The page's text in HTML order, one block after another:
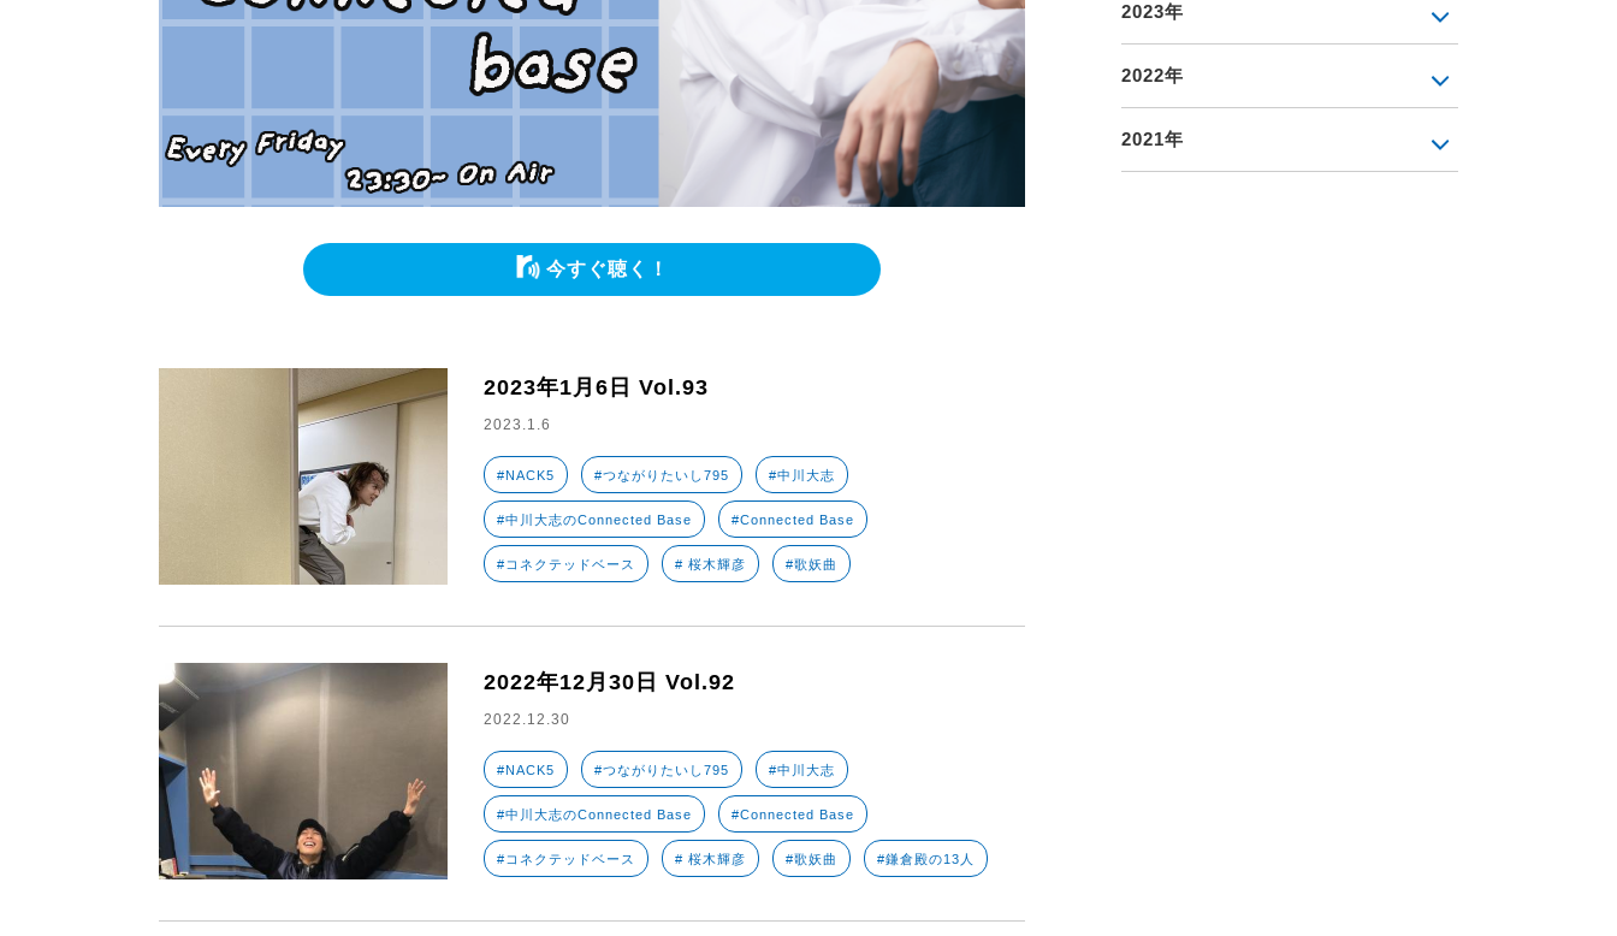
今すぐ聴く！
2023年1月6日 Vol.93
2023.1.6
#NACK5 #つながりたいし795 #中川大志
#中川大志のConnected Base #Connected Base
#コネクテッドベース # 桜木輝彦 #歌妖曲
2022年12月30日 Vol.92
2022.12.30
#NACK5 #つながりたいし795 #中川大志
#中川大志のConnected Base #Connected Base
#コネクテッドベース # 桜木輝彦 #歌妖曲 #鎌倉殿の13人
2023年
2022年
2021年